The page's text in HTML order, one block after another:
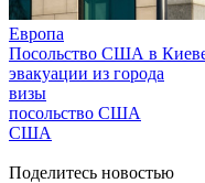
Европа
Посольство США в
эвакуации из города
визы
посольство США
США
Поделитесь новостью